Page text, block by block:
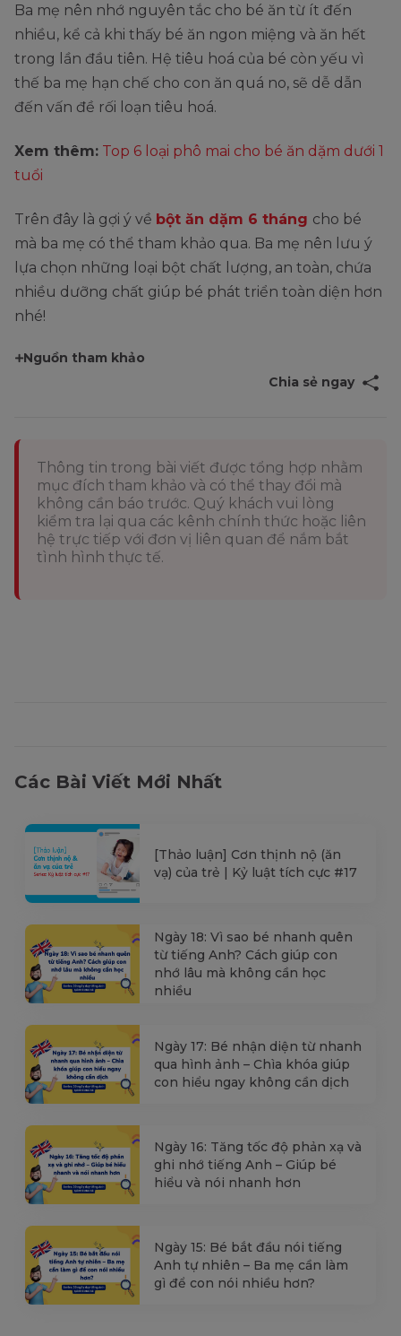
Ba mẹ nên nhớ nguyên tắc cho bé ăn từ ít đến
nhiều, kể cả khi thấy bé ăn ngon miệng và ăn hết
trong lần đầu tiên. Hệ tiêu hoá của bé còn yếu vì
thế ba mẹ hạn chế cho con ăn quá no, sẽ dễ dẫn
đến vấn đề rối loạn tiêu hoá.
Xem thêm: Top 6 loại phô mai cho bé ăn dặm dưới 1
tuổi
Trên đây là gợi ý về bột ăn dặm 6 tháng cho bé
mà ba mẹ có thể tham khảo qua. Ba mẹ nên lưu ý
lựa chọn những loại bột chất lượng, an toàn, chứa
nhiều dưỡng chất giúp bé phát triển toàn diện hơn
nhé!
Nguồn tham khảo
Chia sẻ ngay
Thông tin trong bài viết được tổng hợp nhằm
mục đích tham khảo và có thể thay đổi mà
không cần báo trước. Quý khách vui lòng
kiểm tra lại qua các kênh chính thức hoặc liên
hệ trực tiếp với đơn vị liên quan để nắm bắt
tình hình thực tế.
Các Bài Viết Mới Nhất
[Thảo luận] Cơn thịnh nộ (ăn
vạ) của trẻ | Kỷ luật tích cực #17
Ngày 18: Vì sao bé nhanh quên
từ tiếng Anh? Cách giúp con
nhớ lâu mà không cần học
nhiều
Ngày 17: Bé nhận diện từ nhanh
qua hình ảnh – Chìa khóa giúp
con hiểu ngay không cần dịch
Ngày 16: Tăng tốc độ phản xạ và
ghi nhớ tiếng Anh – Giúp bé
hiểu và nói nhanh hơn
Ngày 15: Bé bắt đầu nói tiếng
Anh tự nhiên – Ba mẹ cần làm
gì để con nói nhiều hơn?